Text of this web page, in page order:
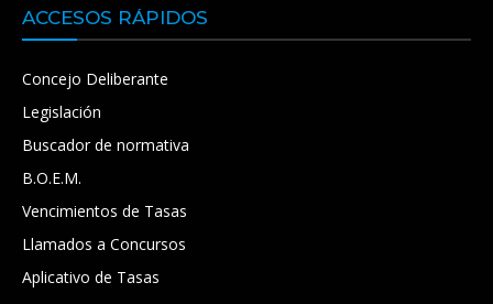
ACCESOS RÁPIDOS
Concejo Deliberante
Legislación
Buscador de normativa
B.O.E.M.
Vencimientos de Tasas
Llamados a Concursos
Aplicativo de Tasas